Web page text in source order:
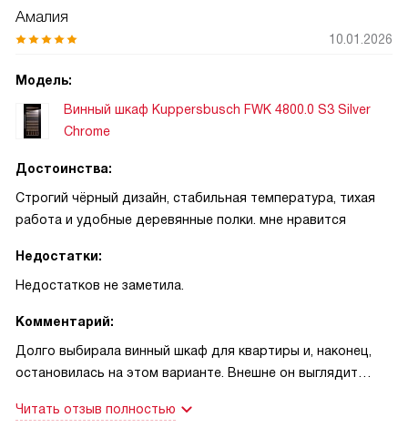
подсветки. Первую вечеринку с друзьями устроил через
пару недель: в верхней секции держал белые вина при
в восприятии была заметна, и гости отметили, что букеты
чистый момент удовольствия!
Еще одна ситуация: вечером вернулся с работы и
оказалась удобной по высоте и не скользила —
деревянные полки выглядят дороже, чем я ожидал. Шкаф
работает тихо — при ночном прослушивании сразу не
Светодиодное освещение приятно мягкое, не слепит при
осмотре коллекции. Заходя на кухню, иногда просто
этикетками — нравится ощущение порядка и заботы о
вине.
Минусы, если быть придирчивым: время от времени
Амалия
10.01.2026
Модель:
Винный шкаф Kuppersbusch FWK 4800.0 S3 Silver
Chrome
Достоинства:
Строгий чёрный дизайн, стабильная температура, тихая
работа и удобные деревянные полки. мне нравится
Недостатки:
Недостатков не заметила.
Комментарий:
Долго выбирала винный шкаф для квартиры и, наконец,
остановилась на этом варианте. Внешне он выглядит
фурнитурой не бросается, но при этом интерьер не
Читать отзыв полностью